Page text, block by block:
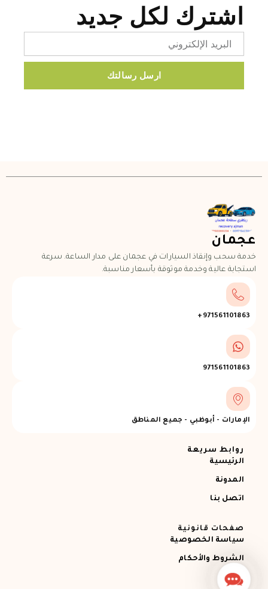
اشترك لكل جديد
ارسل رسالتك
عجمان
خدمة سحب وإنقاذ السيارات في عجمان على مدار الساعة. سرعة
استجابة عالية وخدمة موثوقة بأسعار مناسبة.
971561101863+
971561101863
الإمارات - أبوظبي - جميع المناطق
روابط سريعة
الرئيسية
المدونة
اتصل بنا
صفحات قانونية
سياسة الخصوصية
الشروط والأحكام
Contact